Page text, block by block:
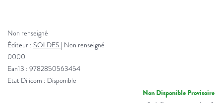
Non renseigné
Éditeur : SOLDES | Non renseigné
0000
Ean13 : 9782850563454
Etat Dilicom : Disponible
Non Disponible Provisoire